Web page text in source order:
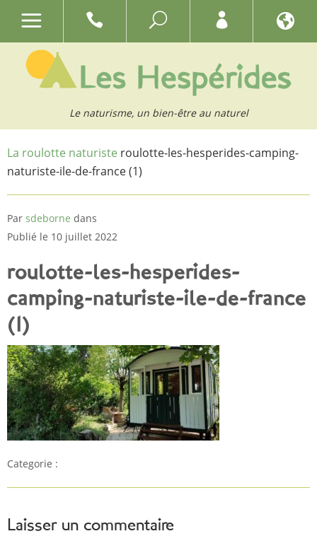
Le naturisme, un bien-être au naturel
La roulotte naturiste roulotte-les-hesperides-camping-
naturiste-ile-de-france (1)
Par sdeborne dans
Publié le 10 juillet 2022
roulotte-les-hesperides-
camping-naturiste-ile-de-france
(1)
Categorie :
Laisser un commentaire